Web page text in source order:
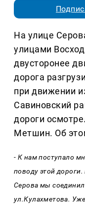
На улице
улицами
двусторонее
дорога
при движении
Савиновский
дороги
Метшин. Об
- К нам поступало
поводу этой
Серова мы
ул.Кулахметова.